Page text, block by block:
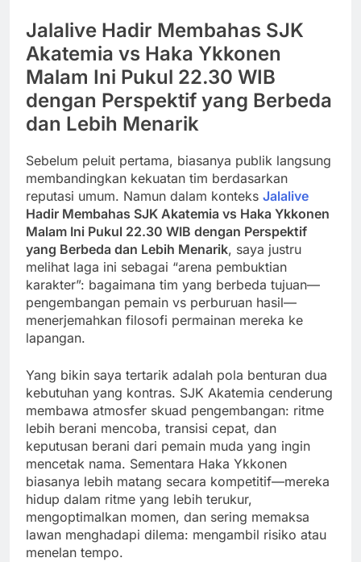
Jalalive Hadir Membahas SJK
Akatemia vs Haka Ykkonen
Malam Ini Pukul 22.30 WIB
dengan Perspektif yang Berbeda
dan Lebih Menarik
Sebelum peluit pertama, biasanya publik langsung
membandingkan kekuatan tim berdasarkan
reputasi umum. Namun dalam konteks Jalalive
Hadir Membahas SJK Akatemia vs Haka Ykkonen
Malam Ini Pukul 22.30 WIB dengan Perspektif
yang Berbeda dan Lebih Menarik, saya justru
melihat laga ini sebagai “arena pembuktian
karakter”: bagaimana tim yang berbeda tujuan—
pengembangan pemain vs perburuan hasil—
menerjemahkan filosofi permainan mereka ke
lapangan.
Yang bikin saya tertarik adalah pola benturan dua
kebutuhan yang kontras. SJK Akatemia cenderung
membawa atmosfer skuad pengembangan: ritme
lebih berani mencoba, transisi cepat, dan
keputusan berani dari pemain muda yang ingin
mencetak nama. Sementara Haka Ykkonen
biasanya lebih matang secara kompetitif—mereka
hidup dalam ritme yang lebih terukur,
mengoptimalkan momen, dan sering memaksa
lawan menghadapi dilema: mengambil risiko atau
menelan tempo.